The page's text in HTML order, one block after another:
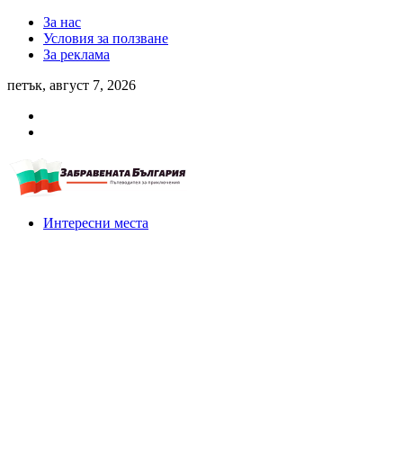
За нас
Условия за ползване
За реклама
петък, август 7, 2026
Интересни места